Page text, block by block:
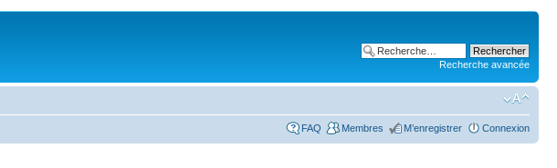
Recherche avancée
FAQ Membres M’enregistrer Connexion